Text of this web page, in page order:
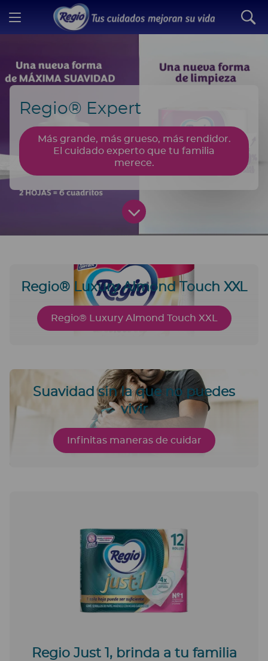
Regio® Expert
Más grande, más grueso, más rendidor.
El cuidado experto que tu familia
merece.
Regio® Luxury Almond Touch XXL
Regio® Luxury Almond Touch XXL
Suavidad sin la que no puedes
vivir
Infinitas maneras de cuidar
Regio Just 1, brinda a tu familia